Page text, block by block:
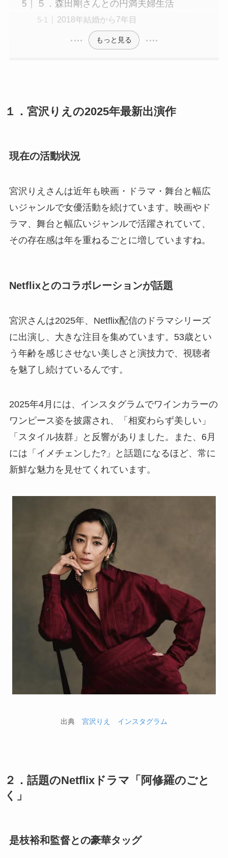
５．森田剛さんとの円満夫婦生活
2018年結婚から7年目
もっと見る
１．宮沢りえの2025年最新出演作
現在の活動状況
宮沢りえさんは近年も映画・ドラマ・舞台と幅広
いジャンルで女優活動を続けています。映画やド
ラマ、舞台と幅広いジャンルで活躍されていて、
その存在感は年を重ねるごとに増していますね。
Netflixとのコラボレーションが話題
宮沢さんは2025年、Netflix配信のドラマシリーズ
に出演し、大きな注目を集めています。53歳とい
う年齢を感じさせない美しさと演技力で、視聴者
を魅了し続けているんです。
2025年4月には、インスタグラムでワインカラーの
ワンピース姿を披露され、「相変わらず美しい」
「スタイル抜群」と反響がありました。また、6月
には「イメチェンした?」と話題になるほど、常に
新鮮な魅力を見せてくれています。
出典 宮沢りえ インスタグラム
２．話題のNetflixドラマ「阿修羅のごと
く」
是枝裕和監督との豪華タッグ